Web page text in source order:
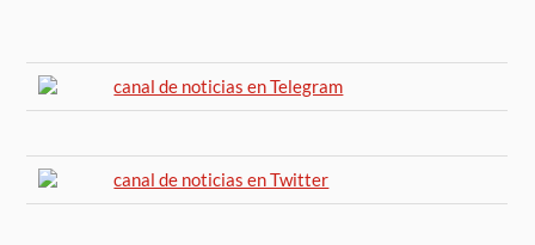
canal de noticias en Telegram
canal de noticias en Twitter